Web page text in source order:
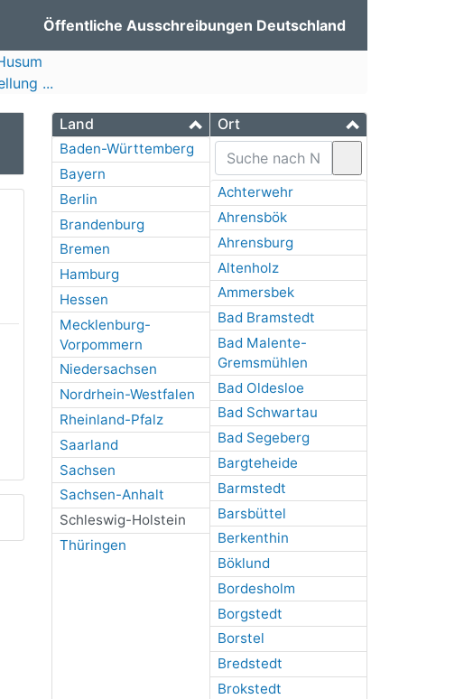
Öffentliche Ausschreibungen Deutschland
...
Land
Baden-Württemberg
Bayern
Berlin
Brandenburg
Bremen
Hamburg
Hessen
Mecklenburg-
Vorpommern
Niedersachsen
Nordrhein-Westfalen
Rheinland-Pfalz
Saarland
Sachsen
Sachsen-Anhalt
Schleswig-Holstein
Thüringen
Ort
Achterwehr
Ahrensbök
Ahrensburg
Altenholz
Ammersbek
Bad Bramstedt
Bad Malente-
Gremsmühlen
Bad Oldesloe
Bad Schwartau
Bad Segeberg
Bargteheide
Barmstedt
Barsbüttel
Berkenthin
Böklund
Bordesholm
Borgstedt
Borstel
Bredstedt
Brokstedt